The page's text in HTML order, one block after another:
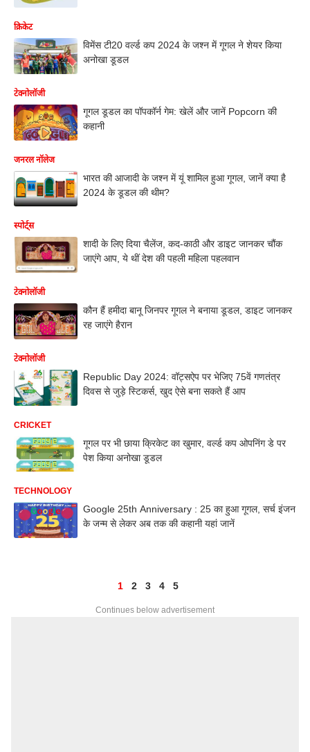
क्रिकेट
विमेंस टी20 वर्ल्ड कप 2024 के जश्न में गूगल ने शेयर किया
अनोखा डूडल
टेक्नोलॉजी
गूगल डूडल का पॉपकॉर्न गेम: खेलें और जानें Popcorn की
कहानी
जनरल नॉलेज
भारत की आजादी के जश्न में यूं शामिल हुआ गूगल, जानें क्या है
2024 के डूडल की थीम?
स्पोर्ट्स
शादी के लिए दिया चैलेंज, कद-काठी और डाइट जानकर चौंक
जाएंगे आप, ये थीं देश की पहली महिला पहलवान
टेक्नोलॉजी
कौन हैं हमीदा बानू जिनपर गूगल ने बनाया डूडल, डाइट जानकर
रह जाएंगे हैरान
टेक्नोलॉजी
Republic Day 2024: वॉट्सऐप पर भेजिए 75वें गणतंत्र
दिवस से जुड़े स्टिकर्स, खुद ऐसे बना सकते हैं आप
CRICKET
गूगल पर भी छाया क्रिकेट का खुमार, वर्ल्ड कप ओपनिंग डे पर
पेश किया अनोखा डूडल
TECHNOLOGY
Google 25th Anniversary : 25 का हुआ गूगल, सर्च इंजन
के जन्म से लेकर अब तक की कहानी यहां जानें
1 2 3 4 5
Continues below advertisement